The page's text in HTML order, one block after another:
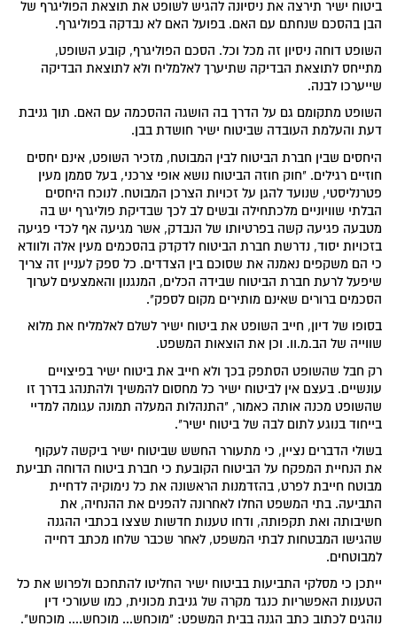
ביטוח ישיר תירצה את ניסיונה להגיש לשופט את תוצאת הפוליגרף של
הבן בהסכם שנחתם עם האם. בפועל האם לא נבדקה בפוליגרף.
השופט דוחה ניסיון זה מכל וכל. הסכם הפוליגרף, קובע השופט,
מתייחס לתוצאת הבדיקה שתיערך לאלמליח ולא לתוצאת הבדיקה
שייערכו לבנה.
השופט מתקומם גם על הדרך בה הושגה ההסכמה עם האם. תוך גניבת
דעת והעלמת העובדה שביטוח ישיר חושדת בבן.
היחסים שבין חברת הביטוח לבין המבוטח, מזכיר השופט, אינם יחסים
חוזיים רגילים. "חוק חוזה הביטוח נושא אופי צרכני, בעל סממן מעין
פטרנליסטי, שנועד להגן על זכויות הצרכן המבוטח. לנוכח היחסים
הבלתי שוויוניים מלכתחילה ובשים לב לכך שבדיקת פוליגרף יש בה
מטבעה פגיעה קשה בפרטיותו של הנבדק, אשר מגיעה אף לכדי פגיעה
בזכויות יסוד, נדרשת חברת הביטוח לדקדק בהסכמים מעין אלה ולוודא
כי הם משקפים נאמנה את שסוכם בין הצדדים. כל ספק לעניין זה צריך
שיפעל לרעת חברת הביטוח שבידה הכלים, המנגנון והאמצעים לערוך
הסכמים ברורים שאינם מותירים מקום לספק".
בסופו של דיון, חייב השופט את ביטוח ישיר לשלם לאלמליח את מלוא
שווייה של הב.מ.וו. וכן את הוצאות המשפט.
רק חבל שהשופט הסתפק בכך ולא חייב את ביטוח ישיר בפיצויים
עונשיים. בעצם אין לביטוח ישיר כל מחסום להמשיך ולהתנהג בדרך זו
שהשופט מכנה אותה כאמור, "התנהלות המעלה תמונה עגומה למדיי
בייחוד בנוגע לתום לבה של ביטוח ישיר".
בשולי הדברים נציין, כי מתעורר החשש שביטוח ישיר ביקשה לעקוף
את הנחיית המפקח על הביטוח הקובעת כי חברת ביטוח הדוחה תביעת
מבוטח חייבת לפרט, בהזדמנות הראשונה את כל נימוקיה לדחיית
התביעה. בתי המשפט החלו לאחרונה להפנים את ההנחיה, את
חשיבותה ואת תקפותה, ודחו טענות חדשות שצצו בכתבי ההגנה
שהגישו המבטחות לבתי המשפט, לאחר שכבר שלחו מכתב דחייה
למבוטחים.
ייתכן כי מסלקי התביעות בביטוח ישיר החליטו להתחכם ולפרוש את כל
הטענות האפשריות כנגד מקרה של גניבת מכונית, כמו שעורכי דין
נוהגים לכתוב כתב הגנה בבית המשפט: "מוכחש... מוכחש.... מוכחש".